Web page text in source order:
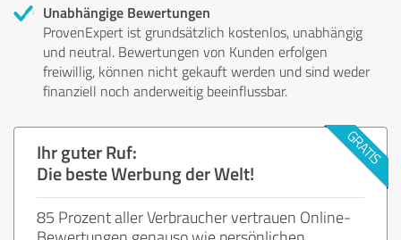
Unabhängige Bewertungen
ProvenExpert ist grundsätzlich kostenlos, unabhängig
und neutral. Bewertungen von Kunden erfolgen
freiwillig, können nicht gekauft werden und sind weder
finanziell noch anderweitig beeinflussbar.
Ihr guter Ruf:
Die beste Werbung der Welt!
85 Prozent aller Verbraucher vertrauen Online-